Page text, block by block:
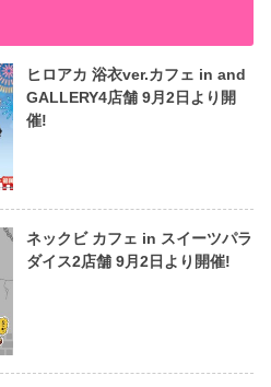
ヒロアカ 浴衣ver.カフェ in and
GALLERY4店舗 9月2日より開
催!
ネックビ カフェ in スイーツパラ
ダイス2店舗 9月2日より開催!